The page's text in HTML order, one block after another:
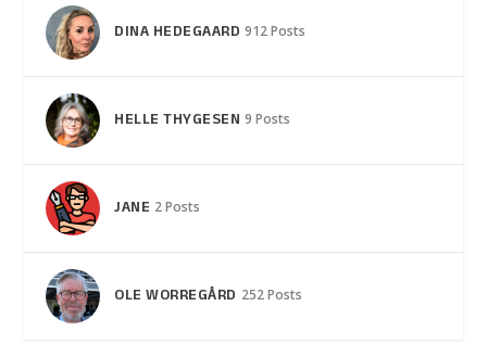
DINA HEDEGAARD 912 Posts
HELLE THYGESEN 9 Posts
JANE 2 Posts
OLE WORREGÅRD 252 Posts